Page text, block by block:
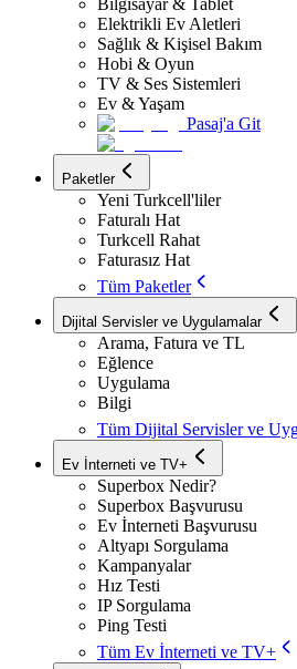
Bilgisayar & Tablet
Elektrikli Ev Aletleri
Sağlık & Kişisel Bakım
Hobi & Oyun
TV & Ses Sistemleri
Ev & Yaşam
Pasaj'a Git
Paketler
Yeni Turkcell'liler
Faturalı Hat
Turkcell Rahat
Faturasız Hat
Tüm Paketler
Dijital Servisler ve Uygulamalar
Arama, Fatura ve TL
Eğlence
Uygulama
Bilgi
Tüm Dijital Servisler ve
Ev İnterneti ve TV+
Superbox Nedir?
Superbox Başvurusu
Ev İnterneti Başvurusu
Altyapı Sorgulama
Kampanyalar
Hız Testi
IP Sorgulama
Ping Testi
Tüm Ev İnterneti ve TV+